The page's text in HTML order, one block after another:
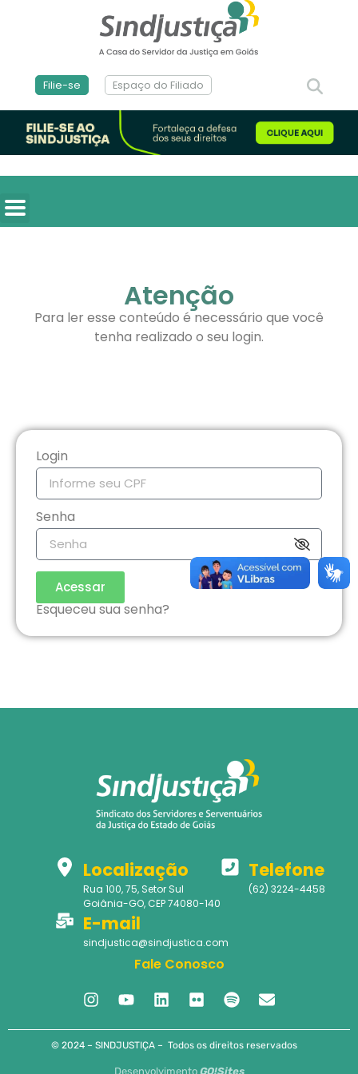
Filie-se Espaço do Filiado
Atenção
Para ler esse conteúdo é necessário que você
tenha realizado o seu login.
Login
Senha
Acessar
Esqueceu sua senha?
Localização
Rua 100, 75, Setor Sul
Goiânia-GO, CEP 74080-140
Telefone
(62) 3224-4458
E-mail
sindjustica@sindjustica.com
Fale Conosco
© 2024 – SINDJUSTIÇA – Todos os direitos reservados
Desenvolvimento GO!Sites